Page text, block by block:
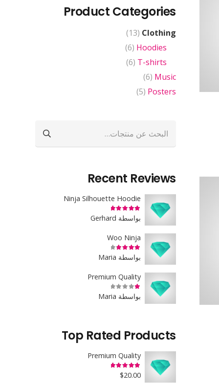
Product Categories
Clothing
(13)
Hoodies
(6)
T-shirts
(6)
Music
(6)
Posters
(5)
عن:
Recent Reviews
Ninja Silhouette Hoodie
تم التقييم من 5 بواسطة Gerhard
Woo Ninja
تم التقييم من 5 بواسطة Maria
Premium Quality
تم التقييم من 5 بواسطة Maria
Top Rated Products
Premium Quality
تم التقييم
$20.00